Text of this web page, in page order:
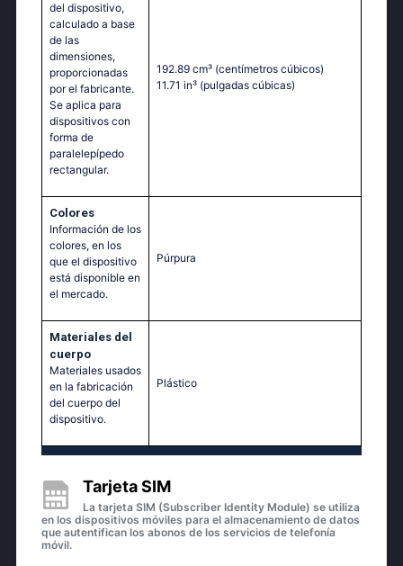
del dispositivo,
calculado a base
de las
dimensiones,
proporcionadas
por el fabricante.
Se aplica para
dispositivos con
forma de
paralelepípedo
rectangular.
192.89 cm³ (centímetros cúbicos)
11.71 in³ (pulgadas cúbicas)
Colores
Información de los
colores, en los
que el dispositivo
está disponible en
el mercado.
Púrpura
Materiales del
cuerpo
Materiales usados
en la fabricación
del cuerpo del
dispositivo.
Plástico
Tarjeta SIM
La tarjeta SIM (Subscriber Identity Module) se utiliza
en los dispositivos móviles para el almacenamiento de datos
que autentifican los abonos de los servicios de telefonía
móvil.